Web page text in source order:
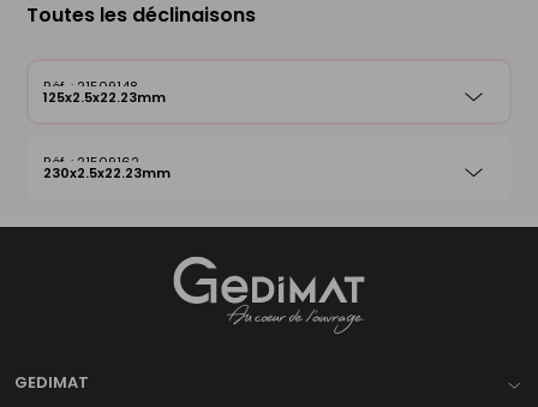
Toutes les déclinaisons
21509148
125x2.5x22.23mm
21509162
230x2.5x22.23mm
GEDIMAT